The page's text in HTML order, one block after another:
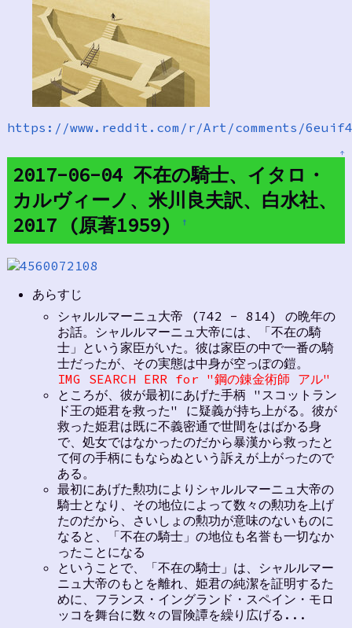
https://www.reddit.com/r/Art/comments/
↑
2017-06-04 不在の騎士、イタロ・
カルヴィーノ、米川良夫訳、白水社、
2017 (原著1959)
†
あらすじ
シャルルマーニュ大帝 (742 - 814) の晩年の
お話。シャルルマーニュ大帝には、「不在の騎
士」という家臣がいた。彼は家臣の中で一番の騎
士だったが、その実態は中身が空っぽの鎧。
IMG SEARCH ERR for "鋼の錬金術師 アル"
ところが、彼が最初にあげた手柄 "スコットラン
ド王の姫君を救った" に疑義が持ち上がる。彼が
救った姫君は既に不義密通で世間をはばかる身
で、処女ではなかったのだから暴漢から救ったと
て何の手柄にもならぬという訴えが上がったので
ある。
最初にあげた勲功によりシャルルマーニュ大帝の
騎士となり、その地位によって数々の勲功を上げ
たのだから、さいしょの勲功が意味のないものに
なると、「不在の騎士」の地位も名誉も一切なか
ったことになる
ということで、「不在の騎士」は、シャルルマー
ニュ大帝のもとを離れ、姫君の純潔を証明するた
めに、フランス・イングランド・スペイン・モロ
ッコを舞台に数々の冒険譚を繰り広げる...